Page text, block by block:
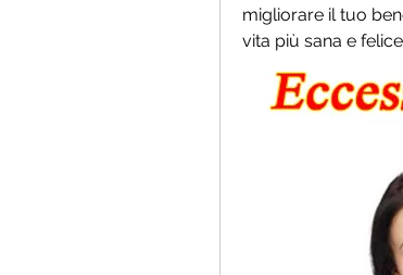
migliorare il tuo
vita più sana e